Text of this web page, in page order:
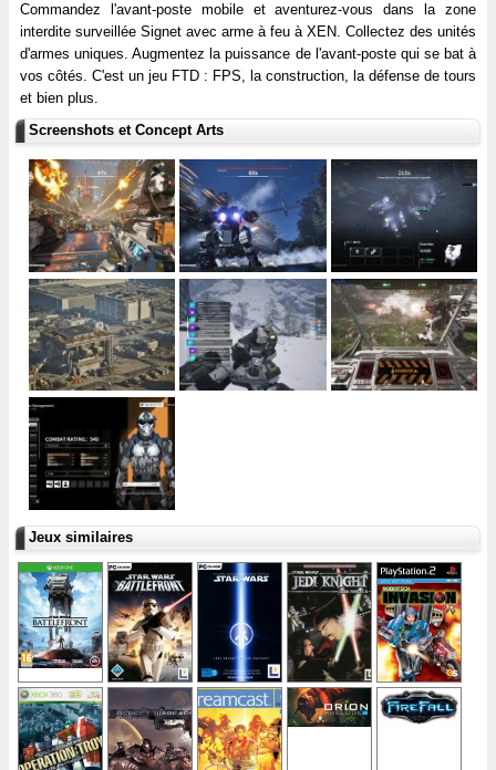
Commandez l'avant-poste mobile et aventurez-vous dans la zone
interdite surveillée Signet avec arme à feu à XEN. Collectez des unités
d'armes uniques. Augmentez la puissance de l'avant-poste qui se bat à
vos côtés. C'est un jeu FTD : FPS, la construction, la défense de tours
et bien plus.
Screenshots et Concept Arts
Jeux similaires